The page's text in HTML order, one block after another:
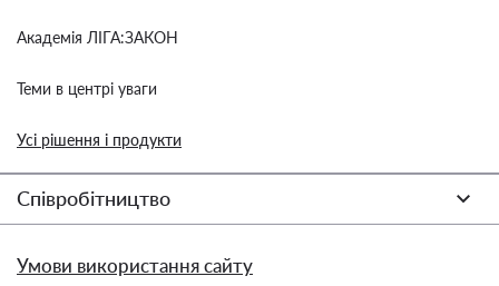
Академія ЛІГА:ЗАКОН
Теми в центрі уваги
Усі рішення і продукти
Співробітництво
Умови використання сайту